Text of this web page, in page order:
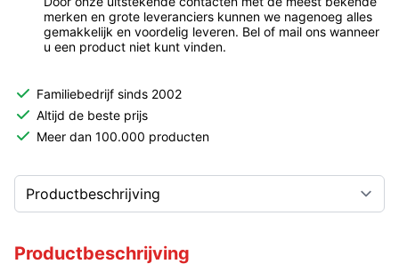
merken en grote leveranciers kunnen we nagenoeg alles
gemakkelijk en voordelig leveren. Bel of mail ons wanneer
u een product niet kunt vinden.
Familiebedrijf sinds 2002
Altijd de beste prijs
Meer dan 100.000 producten
Productbeschrijving